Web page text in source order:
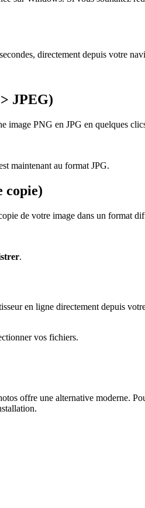
directement depuis votre
JPEG)
image PNG en JPG en quelques
maintenant au format JPG.
copie)
de votre image dans un format
.
en ligne directement depuis
vos fichiers.
offre une alternative moderne.